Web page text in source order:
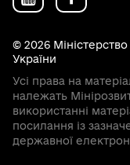
© 2026
України
Усі права на
належать
використанні
посилання із
державної